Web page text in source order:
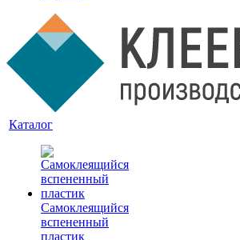
Каталог
Самоклеящийся
вспененный
пластик